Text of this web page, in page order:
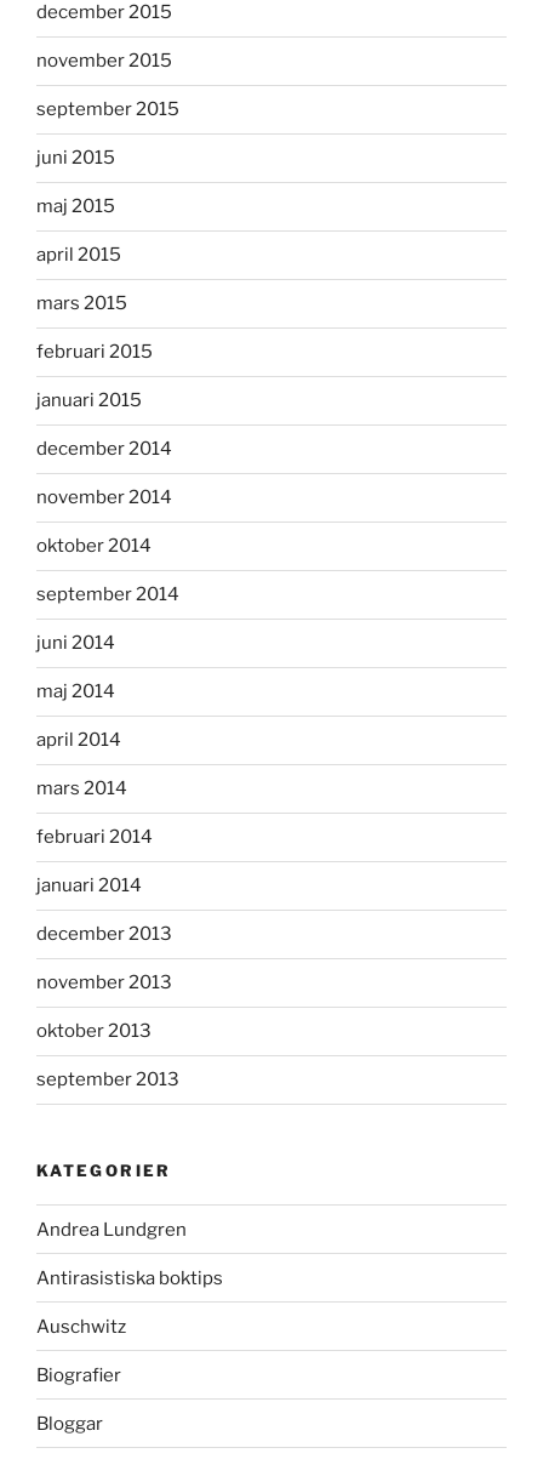
december 2015
november 2015
september 2015
juni 2015
maj 2015
april 2015
mars 2015
februari 2015
januari 2015
december 2014
november 2014
oktober 2014
september 2014
juni 2014
maj 2014
april 2014
mars 2014
februari 2014
januari 2014
december 2013
november 2013
oktober 2013
september 2013
KATEGORIER
Andrea Lundgren
Antirasistiska boktips
Auschwitz
Biografier
Bloggar